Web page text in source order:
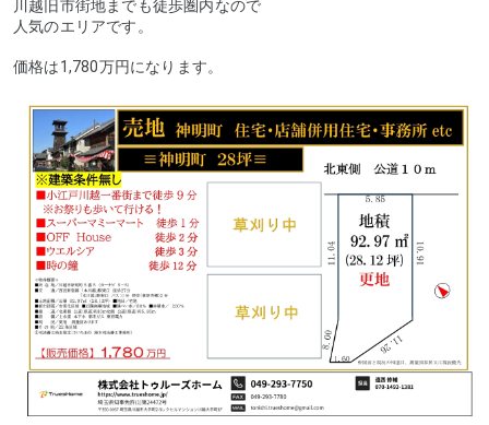
川越旧市街地までも徒歩圏内なので
人気のエリアです。
価格は1,780万円になります。